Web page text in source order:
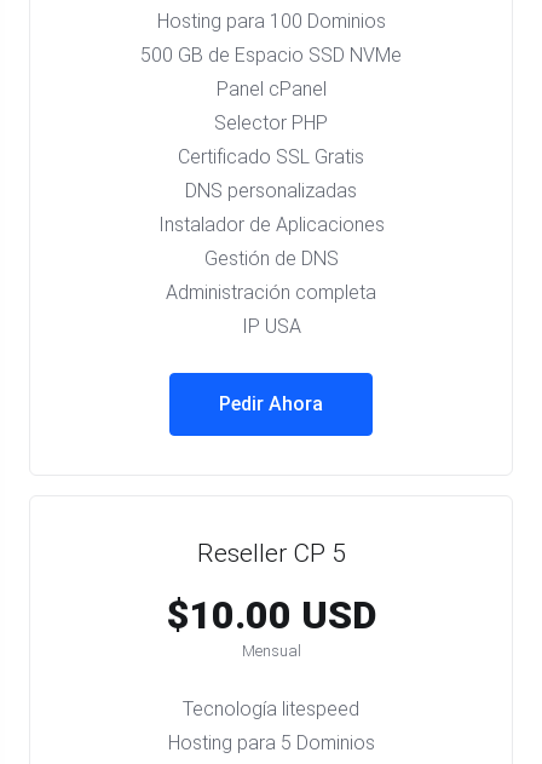
Hosting para 100 Dominios
500 GB de Espacio SSD NVMe
Panel cPanel
Selector PHP
Certificado SSL Gratis
DNS personalizadas
Instalador de Aplicaciones
Gestión de DNS
Administración completa
IP USA
Pedir Ahora
Reseller CP 5
$10.00 USD
Mensual
Tecnología litespeed
Hosting para 5 Dominios